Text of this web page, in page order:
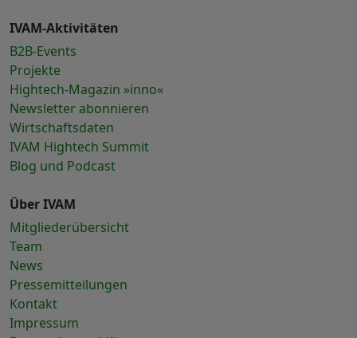
IVAM-Aktivitäten
B2B-Events
Projekte
Hightech-Magazin »inno«
Newsletter abonnieren
Wirtschaftsdaten
IVAM Hightech Summit
Blog und Podcast
Über IVAM
Mitgliederübersicht
Team
News
Pressemitteilungen
Kontakt
Impressum